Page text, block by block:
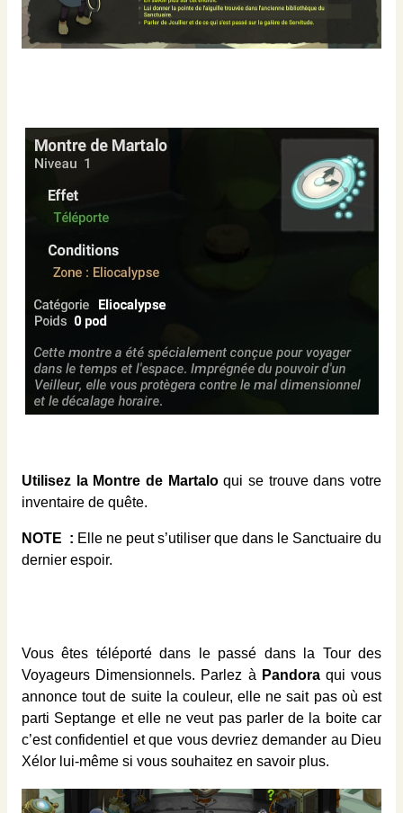
Utilisez la Montre de Martaloqui se trouve dans votre
inventaire de quête.
NOTE : Elle ne peut s’utiliser que dans le Sanctuaire du
dernier espoir.
Vous êtes téléporté dans le passé dans la Tour des
Voyageurs Dimensionnels. Parlez à Pandoraqui vous
annonce tout de suite la couleur, elle ne sait pas où est
parti Septange et elle ne veut pas parler de la boite car
c’est confidentiel et que vous devriez demander au Dieu
Xélor lui-même si vous souhaitez en savoir plus.